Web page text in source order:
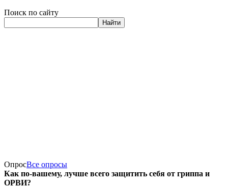
Поиск по сайту
Найти
ОпросВсе опросы
Как по-вашему, лучше всего защитить себя от гриппа и
ОРВИ?